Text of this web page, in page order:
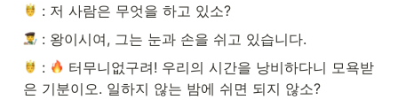
: 저 사람은 무엇을 하고 있소?
: 왕이시여, 그는 눈과 손을 쉬고 있습니다.
:
터무니없구려! 우리의 시간을 낭비하다니 모욕받
은 기분이오. 일하지 않는 밤에 쉬면 되지 않소?